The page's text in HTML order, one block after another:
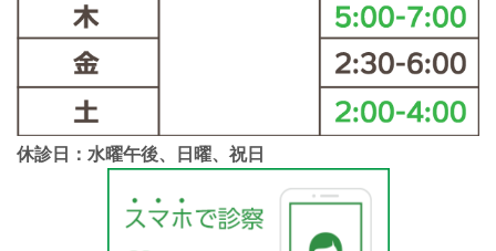
休診日：水曜午後、日曜、祝日